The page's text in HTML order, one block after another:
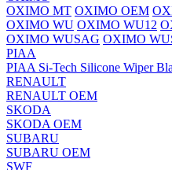
OXIMO MT OXIMO OEM
OXIMO WU OXIMO WU12
OXIMO WUSAG OXIMO
PIAA
PIAA Si-Tech Silicone Wiper
RENAULT
RENAULT OEM
SKODA
SKODA OEM
SUBARU
SUBARU OEM
SWF